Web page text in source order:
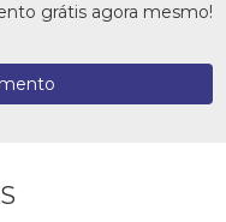
grátis agora mesmo!